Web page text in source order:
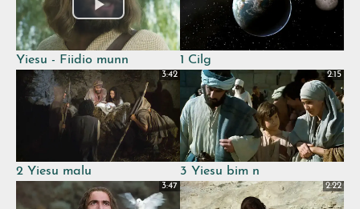
Yiesu - Fiidio munn 1 Cilg
3:42
2 Yiesu malu
2:15
3 Yiesu bim n
3:47 2:22